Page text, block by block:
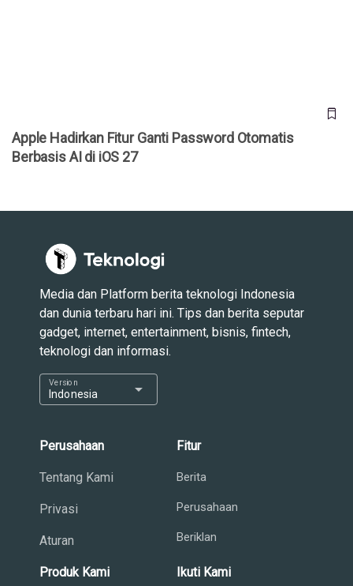
Apple Hadirkan Fitur Ganti Password Otomatis
Berbasis AI di iOS 27
Media dan Platform berita teknologi Indonesia
dan dunia terbaru hari ini. Tips dan berita seputar
gadget, internet, entertainment, bisnis, fintech,
teknologi dan informasi.
Indonesia
Version arrow_drop_down
Perusahaan
Tentang Kami
Privasi
Aturan
Fitur
Berita
Perusahaan
Beriklan
Produk Kami Ikuti Kami